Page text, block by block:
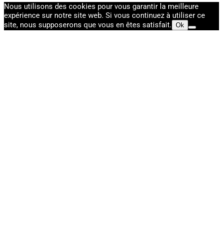
Nous utilisons des cookies pour vous garantir la meilleure
expérience sur notre site web. Si vous continuez à utiliser ce
site, nous supposerons que vous en êtes satisfait. Ok